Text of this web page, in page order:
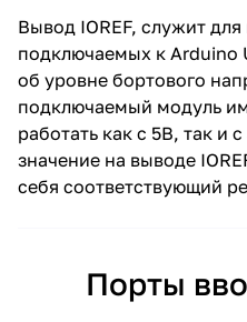
Вывод IOREF, служит
подключаемых к Arduino
об уровне бортового
подключаемый модуль
работать как с 5В, так и
значение на выводе
себя соответствующий
Порты